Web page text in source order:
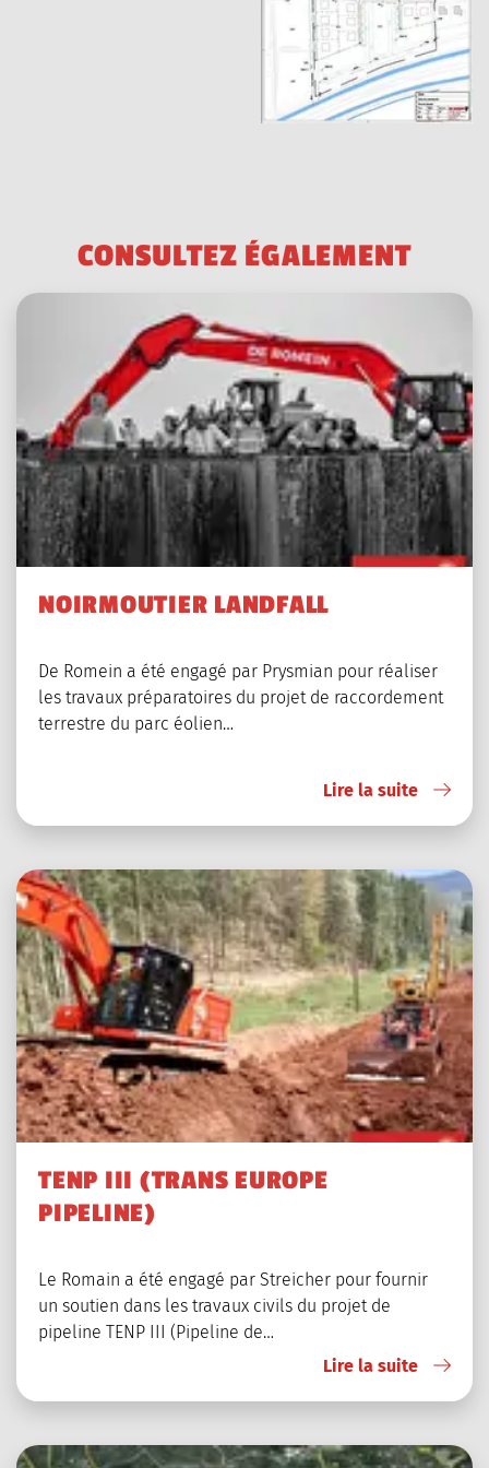
CONSULTEZ ÉGALEMENT
NOIRMOUTIER LANDFALL
De Romein a été engagé par Prysmian pour réaliser
les travaux préparatoires du projet de raccordement
terrestre du parc éolien…
Lire la suite
TENP III (TRANS EUROPE
PIPELINE)
Le Romain a été engagé par Streicher pour fournir
un soutien dans les travaux civils du projet de
pipeline TENP III (Pipeline de…
Lire la suite